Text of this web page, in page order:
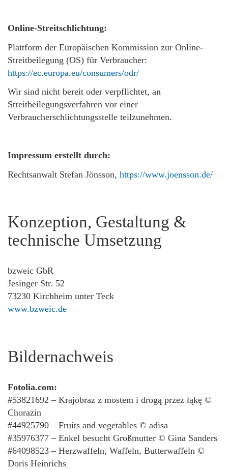
Online-Streitschlichtung:
Plattform der Europäischen Kommission zur Online-
Streitbeilegung (OS) für Verbraucher:
https://ec.europa.eu/consumers/odr/
Wir sind nicht bereit oder verpflichtet, an
Streitbeilegungsverfahren vor einer
Verbraucherschlichtungsstelle teilzunehmen.
Impressum erstellt durch:
Rechtsanwalt Stefan Jönsson, https://www.joensson.de/
Konzeption, Gestaltung &
technische Umsetzung
bzweic GbR
Jesinger Str. 52
73230 Kirchheim unter Teck
www.bzweic.de
Bildernachweis
Fotolia.com:
#53821692 – Krajobraz z mostem i drogą przez łąkę ©
Chorazin
#44925790 – Fruits and vegetables © adisa
#35976377 – Enkel besucht Großmutter © Gina Sanders
#64098523 – Herzwaffeln, Waffeln, Butterwaffeln ©
Doris Heinrichs